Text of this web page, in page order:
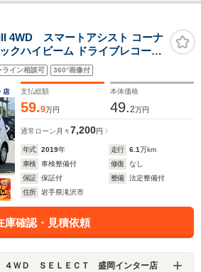
4WD スマートアシスト コーナ
クハイビーム ドライブレコーダ
CD再生機能付オーディオ 横滑
レベライザー ダイヤル式マニュ
ライン相談可 360°画像付
支払総額
59.9万円
本体価格
49.2万円
通常ローン 月々7,200円
年式 2019年 走行 6.1万km
車検
車検整備付 修復
なし
保証
保証付 整備
法定整備付
住所
岩手県滝沢市
庫確認・見積依頼
４ＷＤ ＳＥＬＥＣＴ 盛岡インター店